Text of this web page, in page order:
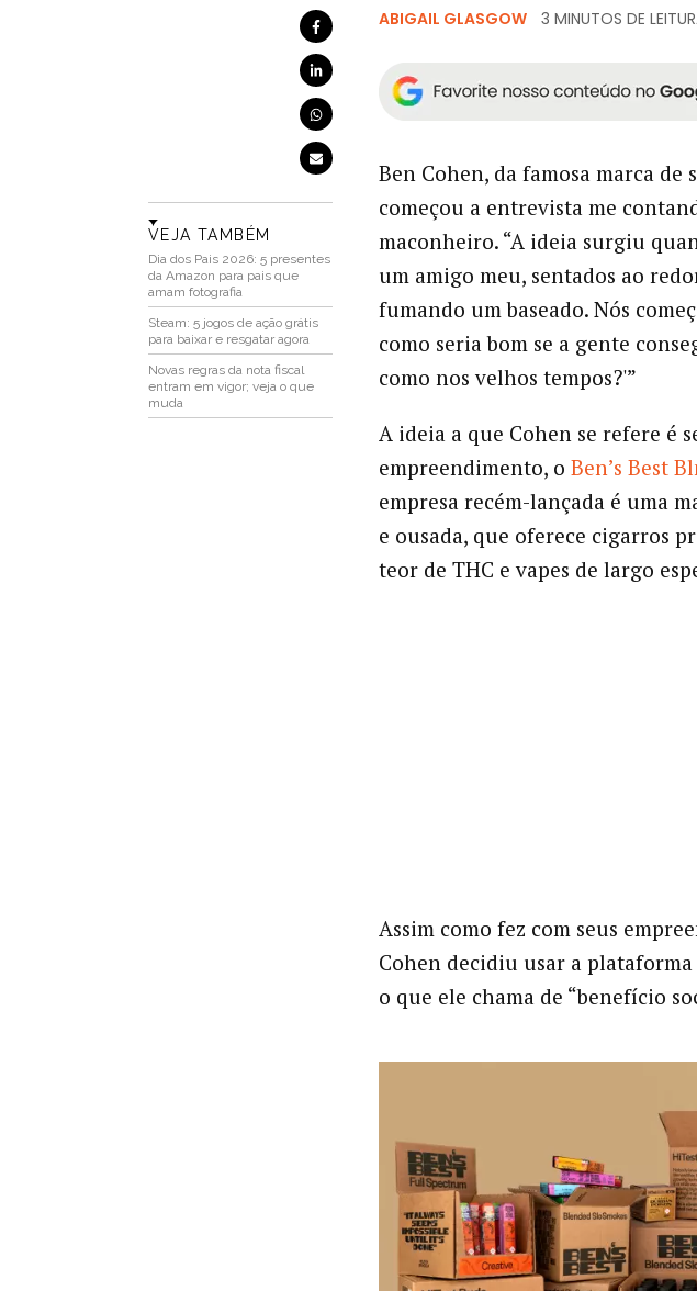
VEJA TAMBÉM
Dia dos Pais 2026: 5 presentes
da Amazon para pais que
amam fotografia
Steam: 5 jogos de ação grátis
para baixar e resgatar agora
Novas regras da nota fiscal
entram em vigor; veja o que
muda
ABIGAIL GLASGOW 3 MINUTOS DE
Ben Cohen, da famosa marca de
começou a entrevista me
maconheiro. “A ideia surgiu
um amigo meu, sentados ao
fumando um baseado. Nós
como seria bom se a gente
como nos velhos tempos?'”
A ideia a que Cohen se refere é
empreendimento, o Ben’s Best
empresa recém-lançada é uma
e ousada, que oferece cigarros
teor de THC e vapes de largo
Assim como fez com seus
Cohen decidiu usar a
o que ele chama de “benefício